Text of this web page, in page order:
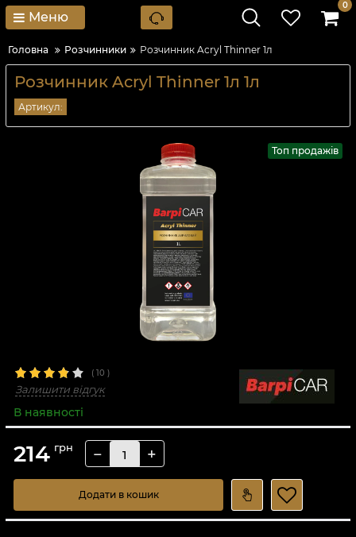
Меню
0
Головна Розчинники Розчинник Acryl Thinner 1л
Розчинник Acryl Thinner 1л 1л
Артикул:
Топ продажів
( 10 )
Залишити відгук
В наявності
214 грн − +
Додати в кошик